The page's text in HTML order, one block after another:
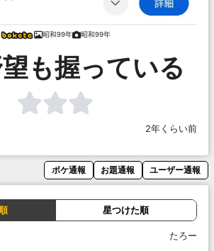
昭和99年 昭和99年
も握っている
2年くらい前
ボケ通報 お題通報 ユーザー通報
星つけた順
たろー